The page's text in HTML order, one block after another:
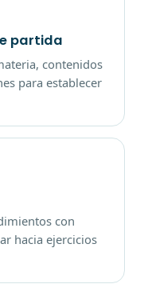
partida
contenidos
para establecer
con
hacia ejercicios